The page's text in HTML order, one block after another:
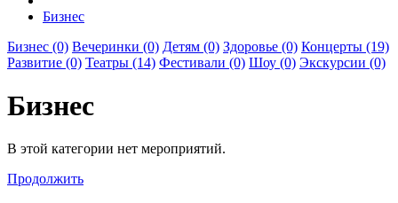
Бизнес
Бизнес (0) Вечеринки (0) Детям (0) Здоровье (0) Концерты (19)
Развитие (0) Театры (14) Фестивали (0) Шоу (0) Экскурсии (0)
Бизнес
В этой категории нет мероприятий.
Продолжить